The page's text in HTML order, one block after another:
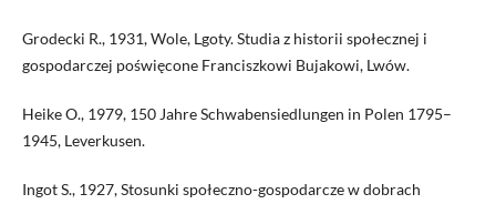
Grodecki R., 1931, Wole, Lgoty. Studia z historii społecznej i
gospodarczej poświęcone Franciszkowi Bujakowi, Lwów.
Heike O., 1979, 150 Jahre Schwabensiedlungen in Polen 1795–
1945, Leverkusen.
Ingot S., 1927, Stosunki społeczno-gospodarcze w dobrach